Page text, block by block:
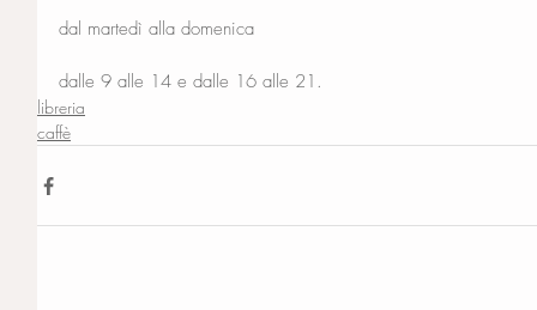
dal martedì alla domenica
dalle 9 alle 14 e dalle 16 alle 21.
libreria
caffè